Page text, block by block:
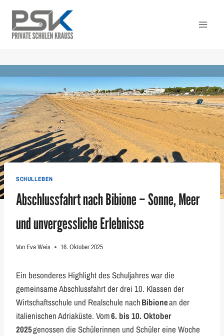
Inhalt
springen
SCHULLEBEN
Abschlussfahrt nach Bibione – Sonne, Meer
und unvergessliche Erlebnisse
Von Eva Weis 16. Oktober 2025
Ein besonderes Highlight des Schuljahres war die
gemeinsame Abschlussfahrt der drei 10. Klassen der
Wirtschaftsschule und Realschule nachBibionean der
italienischen Adriaküste. Vom6. bis 10. Oktober
2025genossen die Schülerinnen und Schüler eine Woche